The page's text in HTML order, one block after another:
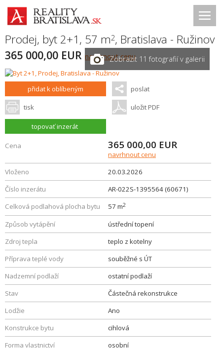
Prodej, byt 2+1, 57 m2, Bratislava - Ružinov
365 000,00 EUR navrhnout cenuZobrazit 11 fotografií v galerii
přidat k oblíbeným poslat
tisk uložit PDF
topovať inzerát
Cena 365 000,00 EUR
navrhnout cenu
Vloženo
20.03.2026
Číslo inzerátu
AR-022S-1395564 (60671)
Celková podlahová plocha bytu
57 m2
Způsob vytápění
ústřední topení
Zdroj tepla
teplo z kotelny
Příprava teplé vody
souběžné s ÚT
Nadzemní podlaží
ostatní podlaží
Stav
Částečná rekonstrukce
Lodžie
Ano
Konstrukce bytu
cihlová
Forma vlastnictví
osobní